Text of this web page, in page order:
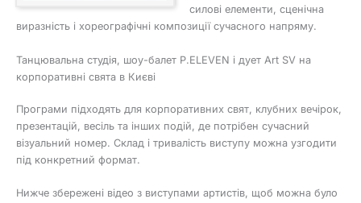
силові елементи, сценічна
виразність і хореографічні композиції сучасного напряму.
Танцювальна студія, шоу-балет P.ELEVEN і дует Art SV на
корпоративні свята в Києві
Програми підходять для корпоративних свят, клубних вечірок,
презентацій, весіль та інших подій, де потрібен сучасний
візуальний номер. Склад і тривалість виступу можна узгодити
під конкретний формат.
Нижче збережені відео з виступами артистів, щоб можна було